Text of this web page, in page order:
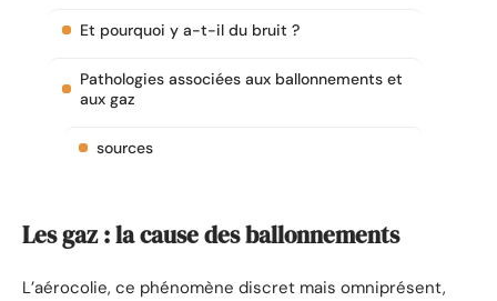
Et pourquoi y a-t-il du bruit ?
Pathologies associées aux ballonnements et
aux gaz
sources
Les gaz : la cause des ballonnements
L’aérocolie, ce phénomène discret mais omniprésent,